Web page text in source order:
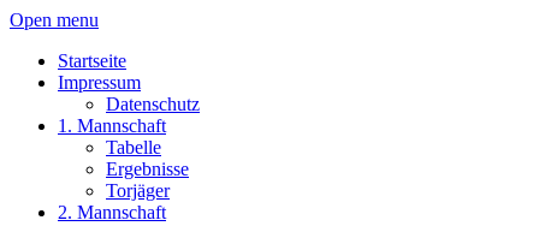
Open menu
Startseite
Impressum
Datenschutz
1. Mannschaft
Tabelle
Ergebnisse
Torjäger
2. Mannschaft